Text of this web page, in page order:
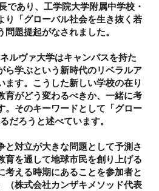
であり、工学院大学附属中学校・
り「グローバル社会を生き抜く若
題提起がなされました。
ルヴァ大学はキャンパスを持た
ら学ぶという新時代のリベラルア
ます。こうした新しい学校の在り
育がどう変わるべきか、一緒に考
。そのキーワードとして「グロー
だろうと述べています。
と対立が大きな問題として予測さ
育を通して地球市民を創り上げる
考える時期にあることを参加者と
（株式会社カンザキメソッド代表